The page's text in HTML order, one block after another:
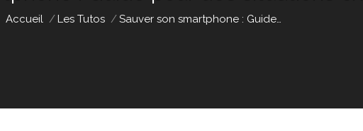
Vous êtes ici :
Accueil
Les Tutos Sauver son smartphone : Guide…